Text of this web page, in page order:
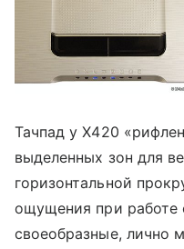
Тачпад у X420
выделенных зон для
горизонтальной
ощущения при работе
своеобразные, лично